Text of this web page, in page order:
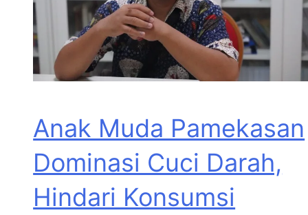
Anak Muda Pamekasan
Dominasi Cuci Darah,
Hindari Konsumsi